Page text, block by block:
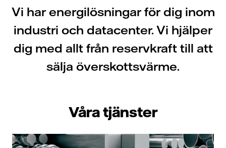
Vi har energilösningar för dig inom
industri och datacenter. Vi hjälper
dig med allt från reservkraft till att
sälja överskottsvärme.
Våra tjänster